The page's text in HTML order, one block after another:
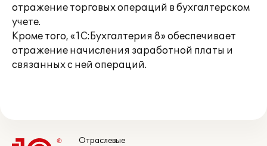
отражение торговых операций в бухгалтерском
учете.
Кроме того, «1С:Бухгалтерия 8» обеспечивает
отражение начисления заработной платы и
связанных с ней операций.
Отраслевые